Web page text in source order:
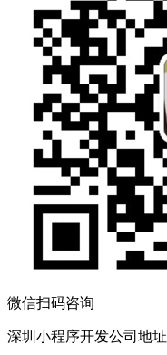
微信扫码咨询
深圳小程序开发公司地址